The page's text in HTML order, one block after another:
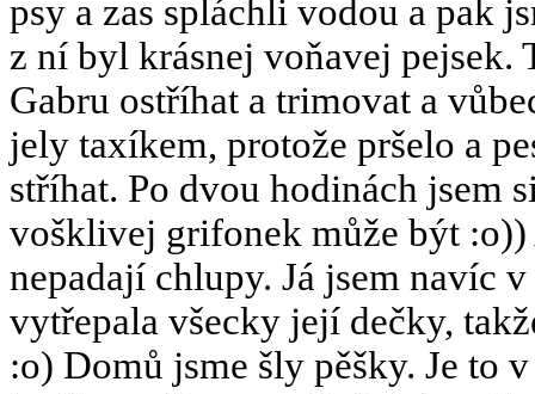
psy a zas spláchli vodou a pak
z ní byl krásnej voňavej pejsek.
Gabru ostříhat a trimovat a
jely taxíkem, protože pršelo a
stříhat. Po dvou hodinách jsem
vošklivej grifonek může být
nepadají chlupy. Já jsem navíc
vytřepala všecky její dečky,
:o) Domů jsme šly pěšky. Je to